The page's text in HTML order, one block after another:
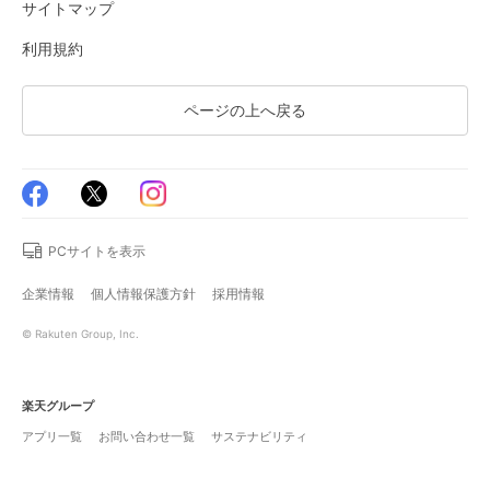
サイトマップ
利用規約
ページの上へ戻る
PCサイトを表示
企業情報 個人情報保護方針 採用情報
© Rakuten Group, Inc.
楽天グループ
アプリ一覧
お問い合わせ一覧 サステナビリティ